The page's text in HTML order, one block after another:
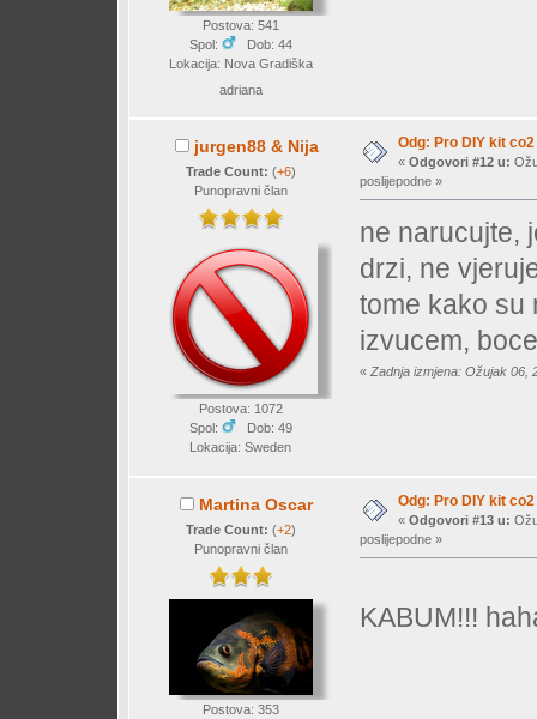
Postova: 541
Spol:
Dob: 44
Lokacija: Nova Gradiška
adriana
jurgen88 & Nija
Trade Count: (+6)
Punopravni član
Postova: 1072
Spol:
Dob: 49
Lokacija: Sweden
Odg: Pro DIY kit
« Odgovori #12 u:
poslijepodne »
ne narucujte,
drzi, ne
tome kako su
izvucem,
« Zadnja izmjena: Ožujak 06,
Martina Oscar
Trade Count: (+2)
Punopravni član
Postova: 353
Odg: Pro DIY kit
« Odgovori #13 u:
poslijepodne »
KABUM!!!